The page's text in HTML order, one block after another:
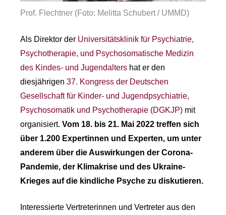
Prof. Flechtner (Foto: Melitta Schubert / UMMD)
Als Direktor der Universitätsklinik für Psychiatrie,
Psychotherapie, und Psychosomatische Medizin
des Kindes- und Jugendalters hat er den
diesjährigen 37. Kongress der Deutschen
Gesellschaft für Kinder- und Jugendpsychiatrie,
Psychosomatik und Psychotherapie (DGKJP) mit
organisiert. Vom 18. bis 21. Mai 2022 treffen sich
über 1.200 Expertinnen und Experten, um unter
anderem über die Auswirkungen der Corona-
Pandemie, der Klimakrise und des Ukraine-
Krieges auf die kindliche Psyche zu diskutieren.
Interessierte Vertreterinnen und Vertreter aus den